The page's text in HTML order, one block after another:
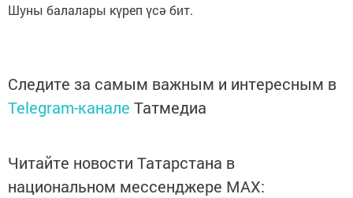
Шуны балалары күреп үсә бит.
Следите за самым важным и интересным в
Telegram-канале Татмедиа
Читайте новости Татарстана в
национальном мессенджере MАХ: